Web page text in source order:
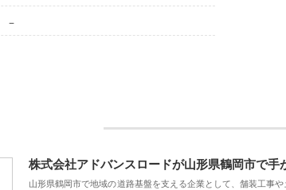
－
株式会社アドバンスロードが山形県鶴岡市で手
山形県鶴岡市で地域の道路基盤を支える企業として、舗装工事